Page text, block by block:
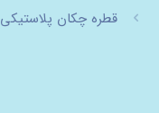
قطره چکان پلاستیکی